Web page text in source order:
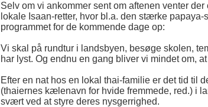
Selv om vi ankommer sent om aftenen venter
lokale Isaan-retter, hvor bl.a. den stærke
programmet for de kommende dage op:
Vi skal på rundtur i landsbyen, besøge skolen,
har lyst. Og endnu en gang bliver vi mindet om,
Efter en nat hos en lokal thai-familie er det tid til
(thaiernes kælenavn for hvide fremmede, red.) i
svært ved at styre deres nysgerrighed.